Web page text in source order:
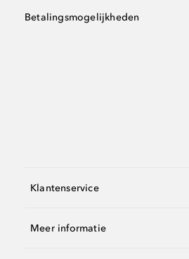
Betalingsmogelijkheden
Klantenservice
Meer informatie